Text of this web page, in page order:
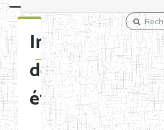
Immatriculation
des
établissements